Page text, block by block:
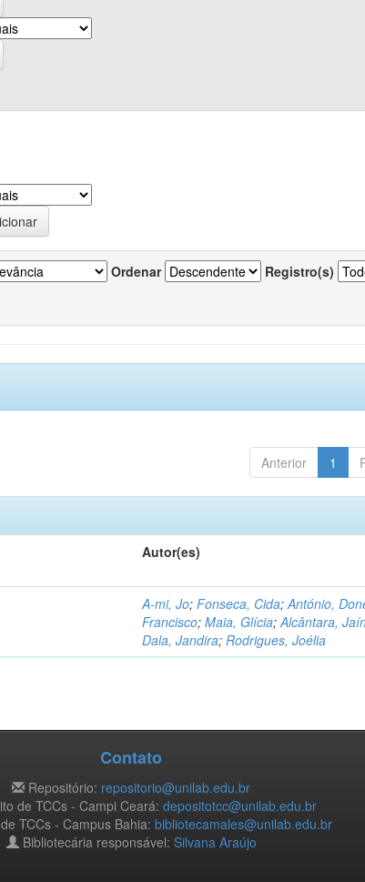
Ordenar Registro(s)
Anterior 1
Autor(es)
A-mi, Jo;Fonseca, Cida;António,
Francisco;Maia, Glícia;Alcântara,
Dala, Jandira;Rodrigues, Joélia
Contato
Repositório: repositorio@unilab.edu.br
de TCCs - Campi Ceará: depositotcc@unilab.edu.br
TCCs - Campus Bahia: bibliotecamales@unilab.edu.br
Bibliotecária responsável: Silvana Araújo